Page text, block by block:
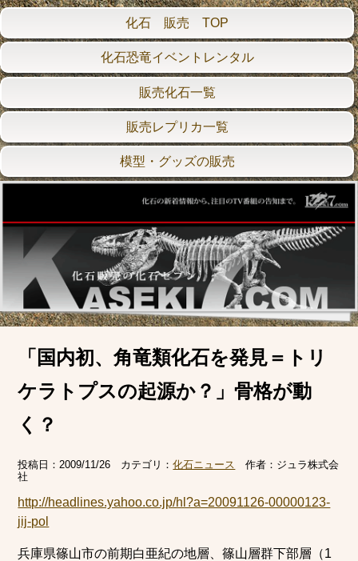
化石 販売 TOP
化石恐竜イベントレンタル
販売化石一覧
販売レプリカ一覧
模型・グッズの販売
「国内初、角竜類化石を発見＝トリ
ケラトプスの起源か？」骨格が動
く？
投稿日：2009/11/26 カテゴリ：化石ニュース 作者： ジュラ株式会
社
http://headlines.yahoo.co.jp/hl?a=20091126-00000123-
jij-pol
兵庫県篠山市の前期白亜紀の地層、篠山層群下部層（1